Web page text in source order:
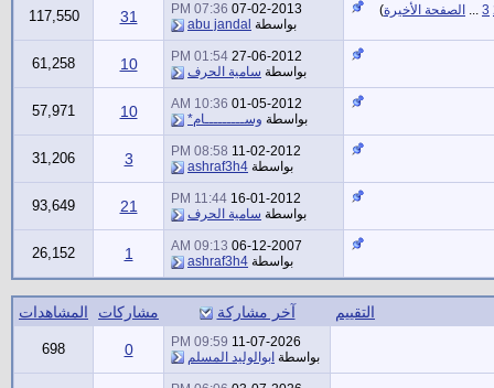
3
... الصفحة الأخيرة)
07-02-2013
07:36 PM
بواسطة abu jandal
31
117,550
27-06-2012
01:54 PM
بواسطة سامية الحرف 10
61,258
01-05-2012
10:36 AM
بواسطة وســـــــــام* 10
57,971
11-02-2012
08:58 PM
بواسطة ashraf3h4
3
31,206
16-01-2012
11:44 PM
بواسطة سامية الحرف 21
93,649
06-12-2007
09:13 AM
بواسطة ashraf3h4
1
26,152
التقييم آخر مشاركة مشاركات المشاهدات
11-07-2026
09:59 PM
بواسطة ابوالوليد المسلم 0
698